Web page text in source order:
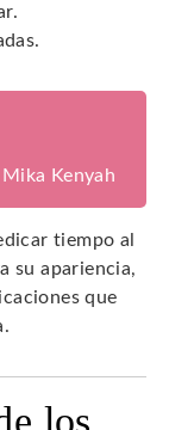
Kenyah
tiempo al
su apariencia,
que
los